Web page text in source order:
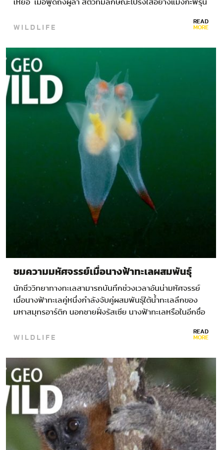
เหยื่อ เมื่อพูดถึงผู้ล่า สัตว์ที่มีลักษณะโปร่งใสอย่างแมงกะพรุน
ทะเลลึกโดยยานสำรวจที่สามารถควบคุมได้จากระยะไกล โดย
WILDLIFE READ
MORE
ชมความมหัศจรรย์เมื่อนางฟ้าทะเลผสมพันธุ์
นักชีววิทยาทางทะเลสามารถบันทึกช่วงเวลาอันน่ามหัศจรรย์
เมื่อนางฟ้าทะเลคู่หนึ่งกำลังจับคู่ผสมพันธุ์ใต้น้ำทะเลลึกของ
มหาสมุทรอาร์ติก นอกชายฝั่งรัสเซีย นางฟ้าทะเลหรือในอีกชื่อ
อวัยวะภายในที่เป็นสีส้มหรือแดงได้ มันเป็นสัตว์ที่มีสองเพศ
นานถึง…
WILDLIFE READ
MORE